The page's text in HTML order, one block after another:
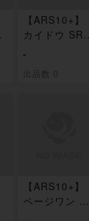
【ARS10+】
カイドウ SR S
-
出品数 0
【ARS10+】
ページワン C